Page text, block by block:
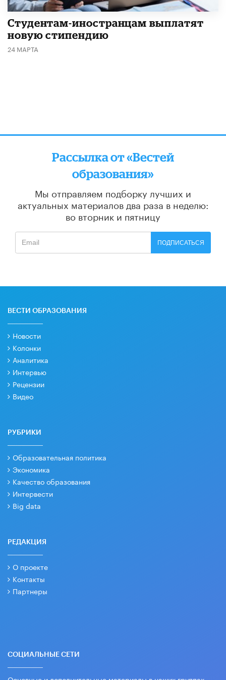
Студентам-иностранцам выплатят
новую стипендию
24 МАРТА
Рассылка от «Вестей
образования»
Мы отправляем подборку лучших и
актуальных материалов два раза в неделю:
во вторник и пятницу
ПОДПИСАТЬСЯ
ВЕСТИ ОБРАЗОВАНИЯ
Новости
Колонки
Аналитика
Интервью
Рецензии
Видео
РУБРИКИ
Образовательная политика
Экономика
Качество образования
Интервести
Big data
РЕДАКЦИЯ
О проекте
Контакты
Партнеры
СОЦИАЛЬНЫЕ СЕТИ